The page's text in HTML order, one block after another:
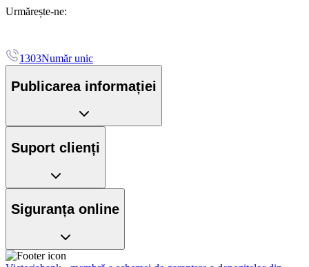
Urmărește-ne:
1303Număr unic
Publicarea informației
Suport clienți
Siguranța online